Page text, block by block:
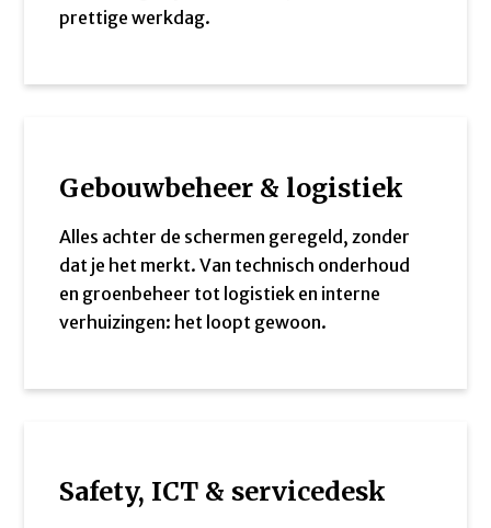
prettige werkdag.
Gebouwbeheer & logistiek
Alles achter de schermen geregeld, zonder
dat je het merkt. Van technisch onderhoud
en groenbeheer tot logistiek en interne
verhuizingen: het loopt gewoon.
Safety, ICT & servicedesk